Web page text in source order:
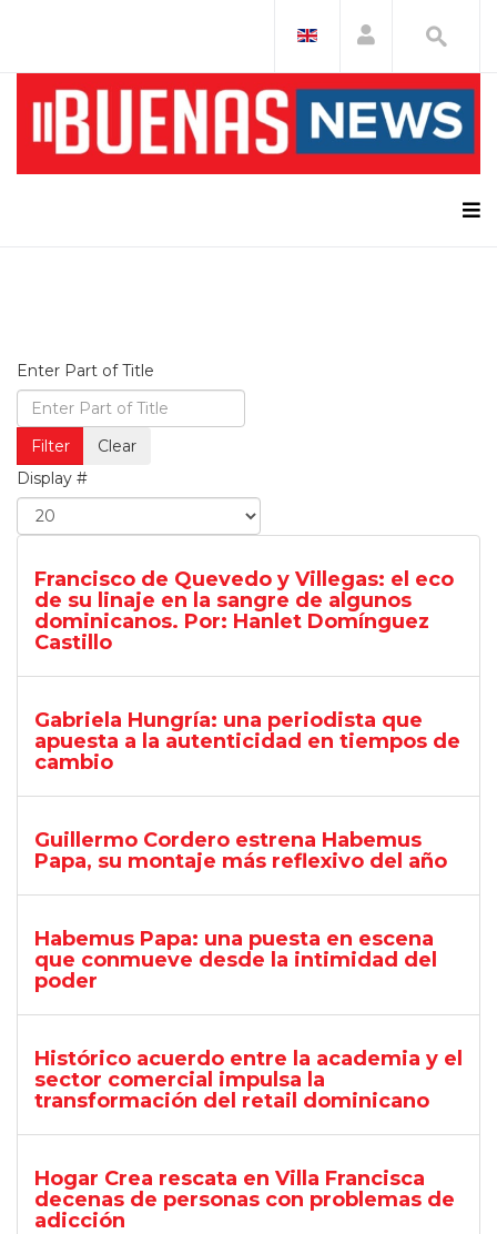
Enter Part of Title
Filter
Clear
Display #
Francisco de Quevedo y Villegas: el eco
de su linaje en la sangre de algunos
dominicanos. Por: Hanlet Domínguez
Castillo
Gabriela Hungría: una periodista que
apuesta a la autenticidad en tiempos de
cambio
Guillermo Cordero estrena Habemus
Papa, su montaje más reflexivo del año
Habemus Papa: una puesta en escena
que conmueve desde la intimidad del
poder
Histórico acuerdo entre la academia y el
sector comercial impulsa la
transformación del retail dominicano
Hogar Crea rescata en Villa Francisca
decenas de personas con problemas de
adicción